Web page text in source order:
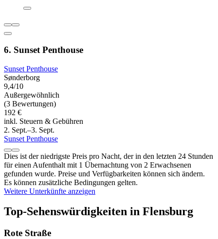
6. Sunset Penthouse
Sunset Penthouse
Sønderborg
9,4/10
Außergewöhnlich
(3 Bewertungen)
192 €
inkl. Steuern & Gebühren
2. Sept.–3. Sept.
Sunset Penthouse
Dies ist der niedrigste Preis pro Nacht, der in den letzten 24 Stunden
für einen Aufenthalt mit 1 Übernachtung von 2 Erwachsenen
gefunden wurde. Preise und Verfügbarkeiten können sich ändern.
Es können zusätzliche Bedingungen gelten.
Weitere Unterkünfte anzeigen
Top-Sehenswürdigkeiten in Flensburg
Rote Straße